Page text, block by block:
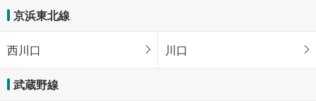
京浜東北線
西川口 川口
武蔵野線